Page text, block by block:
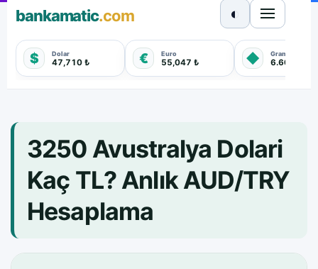
bankamatic.com
$ Dolar
47,710 ₺ € Euro
55,047 ₺ ◆ Gram Altın
6.608,470
◐
3250 Avustralya Dolari
Kaç TL? Anlık AUD/TRY
Hesaplama